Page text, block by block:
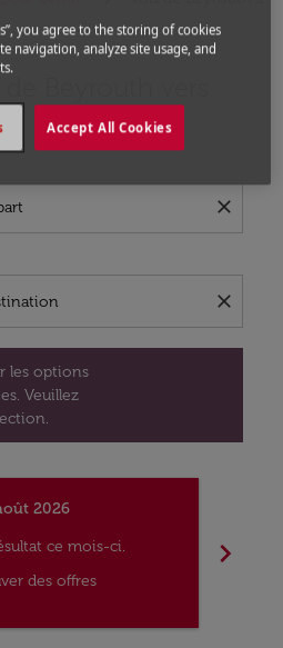
de Beyrouth vers
close
close
les options
Veuillez
les options populaires
2026
ce mois-ci.
des offres
chevron_right
you agree to the storing of cookies
navigation, analyze site usage, and
Accept All Cookies